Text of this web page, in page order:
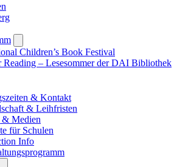
submenu
Children’s Book Festival
Reading – Lesesommer der DAI Bibliothek
& Kontakt
& Leihfristen
Medien
für Schulen
Info